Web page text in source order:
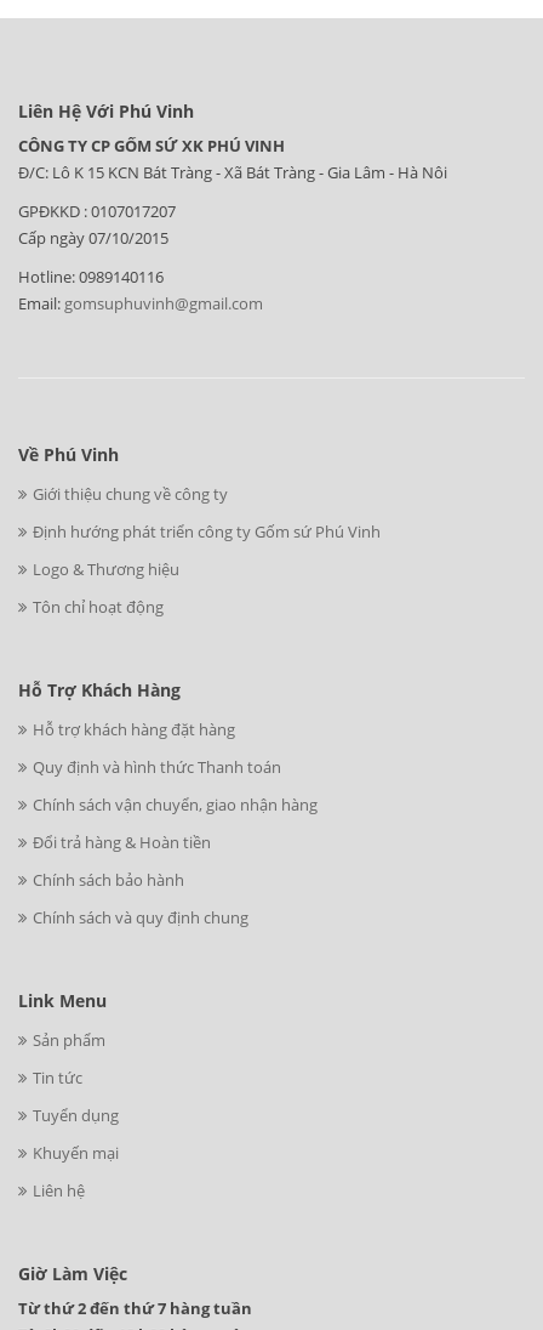
Liên Hệ Với Phú Vinh
CÔNG TY CP GỐM SỨ XK PHÚ VINH
Đ/C: Lô K 15 KCN Bát Tràng - Xã Bát Tràng - Gia Lâm - Hà Nôi
GPĐKKD : 0107017207
Cấp ngày 07/10/2015
Hotline: 0989140116
Email: gomsuphuvinh@gmail.com
Về Phú Vinh
Giới thiệu chung về công ty
Định hướng phát triển công ty Gốm sứ Phú Vinh
Logo & Thương hiệu
Tôn chỉ hoạt động
Hỗ Trợ Khách Hàng
Hỗ trợ khách hàng đặt hàng
Quy định và hình thức Thanh toán
Chính sách vận chuyển, giao nhận hàng
Đổi trả hàng & Hoàn tiền
Chính sách bảo hành
Chính sách và quy định chung
Link Menu
Sản phẩm
Tin tức
Tuyển dụng
Khuyến mại
Liên hệ
Giờ Làm Việc
Từ thứ 2 đến thứ 7 hàng tuần